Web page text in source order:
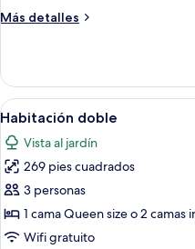
Más detalles
Más
Abrir
todas
las
fotos
de
Habitación
doble
5
Habitación doble
Vista al jardín
269 pies cuadrados
3 personas
1 cama Queen size o 2 camas
Wifi gratuito